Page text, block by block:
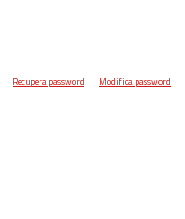
Recupera password Modifica password